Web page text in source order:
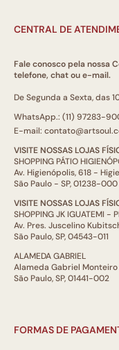
CENTRAL DE
Fale conosco pela nossa
telefone, chat ou e-mail.
De Segunda a Sexta, das
WhatsApp.: (11) 97283-
E-mail:
VISITE NOSSAS LOJAS
SHOPPING PÁTIO
Av. Higienópolis, 618 -
São Paulo - SP, 01238-000
VISITE NOSSAS LOJAS
SHOPPING JK IGUATEMI -
Av. Pres. Juscelino
São Paulo, SP, 04543-011
ALAMEDA GABRIEL
Alameda Gabriel Monteiro
São Paulo, SP, 01441-002
FORMAS DE